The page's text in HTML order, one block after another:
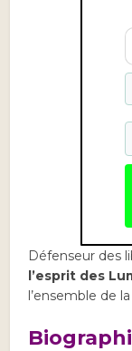
Défenseur des
l’esprit des
l’ensemble de